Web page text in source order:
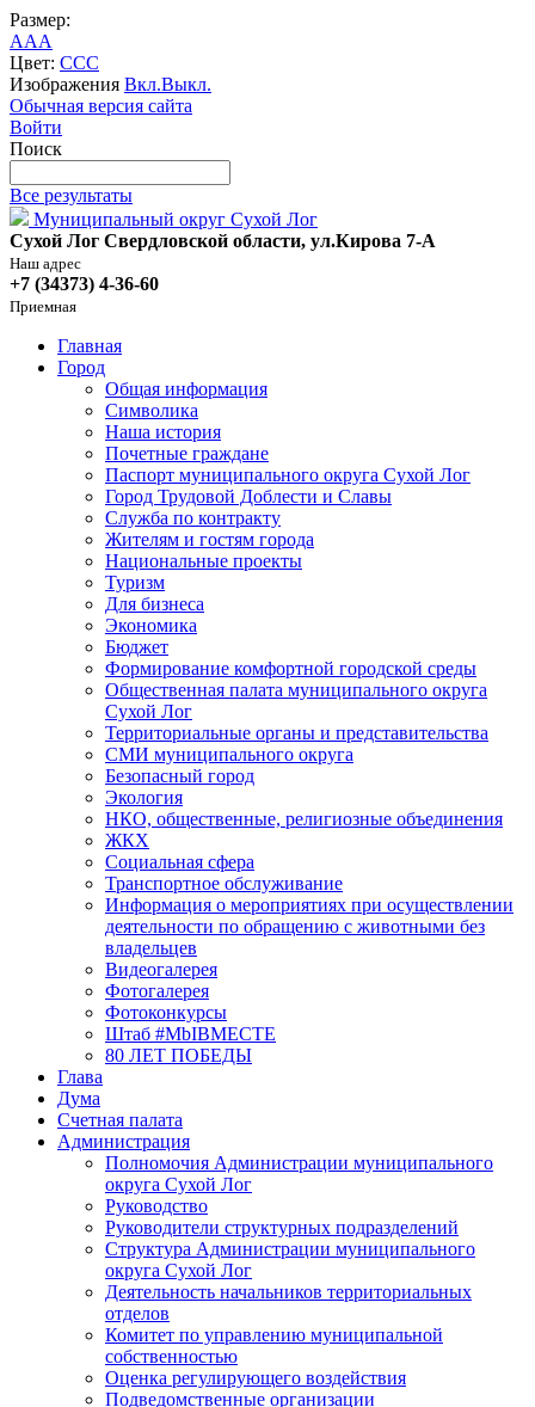
Размер:
AAA
Цвет: CCC
Изображения Вкл.Выкл.
Обычная версия сайта
Войти
Поиск
Все результаты
Муниципальный округ Сухой Лог
Сухой Лог Свердловской области, ул.Кирова 7-А
Наш адрес
+7 (34373) 4-36-60
Приемная
Главная
Город
Общая информация
Символика
Наша история
Почетные граждане
Паспорт муниципального округа Сухой Лог
Город Трудовой Доблести и Славы
Служба по контракту
Жителям и гостям города
Национальные проекты
Туризм
Для бизнеса
Экономика
Бюджет
Формирование комфортной городской среды
Общественная палата муниципального округа
Сухой Лог
Территориальные органы и представительства
СМИ муниципального округа
Безопасный город
Экология
НКО, общественные, религиозные объединения
ЖКХ
Социальная сфера
Транспортное обслуживание
Информация о мероприятиях при осуществлении
деятельности по обращению с животными без
владельцев
Видеогалерея
Фотогалерея
Фотоконкурсы
Штаб #MbIBMECTE
80 ЛЕТ ПОБЕДЫ
Глава
Дума
Счетная палата
Администрация
Полномочия Администрации муниципального
округа Сухой Лог
Руководство
Руководители структурных подразделений
Структура Администрации муниципального
округа Сухой Лог
Деятельность начальников территориальных
отделов
Комитет по управлению муниципальной
собственностью
Оценка регулирующего воздействия
Подведомственные организации